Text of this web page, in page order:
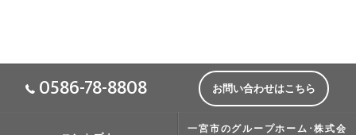
0586-78-8808 お問い合わせはこちら
一宮市のグループホーム･株式会